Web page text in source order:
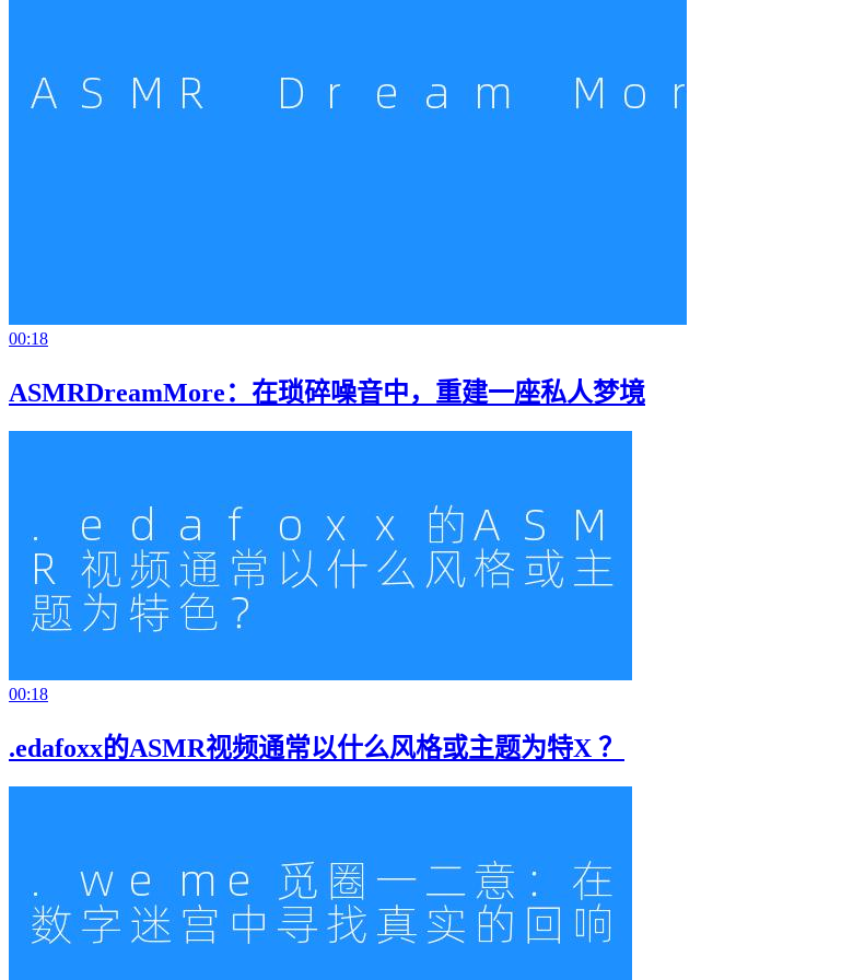
00:18
ASMRDreamMore：在琐碎噪音中，重建一座私人梦境
00:18
.edafoxx的ASMR视频通常以什么风格或主题为特X ？